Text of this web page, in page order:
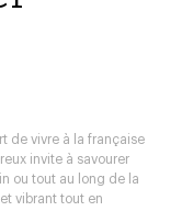
de vivre à la française
invite à savourer
ou tout au long de la
vibrant tout en